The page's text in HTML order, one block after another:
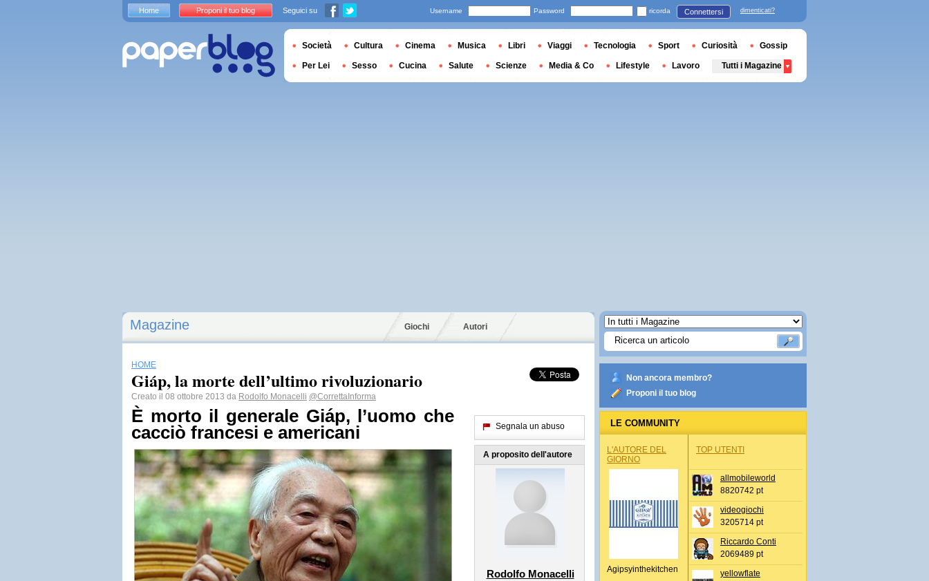
Magazine Giochi Autori
HOME
Giáp, la morte dell’ultimo rivoluzionario
Creato il 08 ottobre 2013 da Rodolfo Monacelli @CorrettaInforma
È morto il generale Giáp, l’uomo che
cacciò francesi e americani
Segnala un abuso
A proposito dell'autore
Rodolfo Monacelli
Non ancora membro?
Proponi il tuo blog
LE COMMUNITY
L'AUTORE DEL
GIORNO
Agipsyinthekitchen
TOP UTENTI
allmobileworld
8820742 pt
videogiochi
3205714 pt
Riccardo Conti
2069489 pt
yellowflate
Home Proponi il tuo blog Seguici su Username Password ricorda Connettersi dimenticati?
Società Cultura Cinema Musica Libri Viaggi Tecnologia Sport Curiosità Gossip
Per Lei Sesso Cucina Salute Scienze Media & Co Lifestyle Lavoro Tutti i Magazine